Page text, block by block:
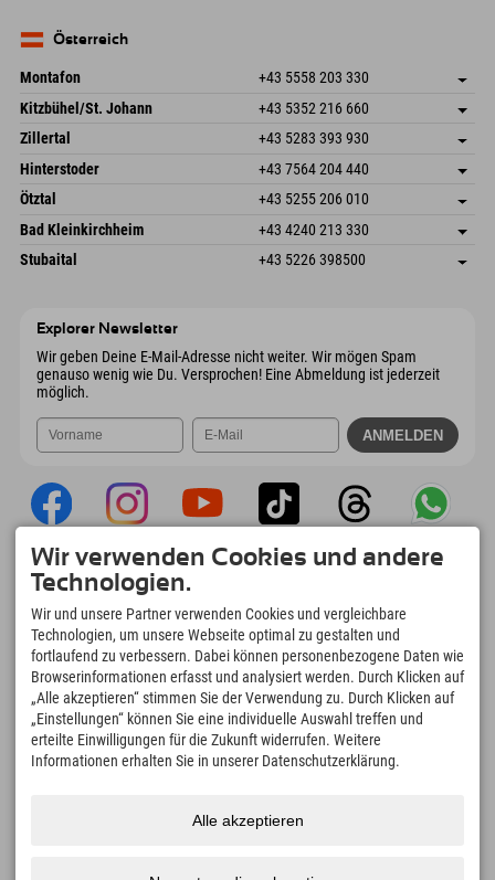
Deutschland
Österreich
Montafon +43 5558 203 330
Dorfstr. 127b
6793 Gaschurn/Montafon
Österreich
Adresse speichern
Anreiseinfos
Buchen
Kitzbühel/St. Johann +43 5352 216 660
Speckbacherstraße 87
Österreich
Adresse speichern
Buchen
Zillertal +43 5283 393 930
Schmiedau 2
6272 Kaltenbach im Zillertal
Österreich
Adresse speichern
Anreiseinfos
Buchen
Hinterstoder +43 7564 204 440
Freizeitpark 10
Österreich
Adresse speichern
Buchen
Ötztal +43 5255 206 010
Gscheat 14
6441 Umhausen
Österreich
Adresse speichern
Anreiseinfos
Buchen
Bad Kleinkirchheim +43 4240 213 330
Dorfstraße 24
Adresse speichern
Stubaital +43 5226 398500
Explorer Newsletter
Wir geben Deine E-Mail-Adresse nicht weiter. Wir mögen Spam
genauso wenig wie Du. Versprochen! Eine Abmeldung ist jederzeit
möglich.
Explorer App
Upload Deiner #ExplorerMoments, Mein
Explorer To Go mit Buchungsübersicht,
Bucketlist, Restaurantübersicht uvm. Jetzt
downloaden!
Zeit für Explorer Moments
166
Bergseen und Erlebnisbäder
4.634km
Pisten zum Skifahren und
97
Wir verwenden Cookies und andere
Technologien.
Wir und unsere Partner verwenden Cookies und vergleichbare
Technologien, um unsere Webseite optimal zu gestalten und
fortlaufend zu verbessern. Dabei können personenbezogene Daten wie
Browserinformationen erfasst und analysiert werden. Durch Klicken auf
„Alle akzeptieren“ stimmen Sie der Verwendung zu. Durch Klicken auf
„Einstellungen“ können Sie eine individuelle Auswahl treffen und
erteilte Einwilligungen für die Zukunft widerrufen. Weitere
Informationen erhalten Sie in unserer Datenschutzerklärung.
Alle akzeptieren